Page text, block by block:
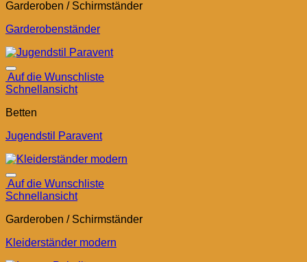
Garderoben / Schirmständer
Garderobenständer
Auf die Wunschliste
Schnellansicht
Betten
Jugendstil Paravent
Auf die Wunschliste
Schnellansicht
Garderoben / Schirmständer
Kleiderständer modern